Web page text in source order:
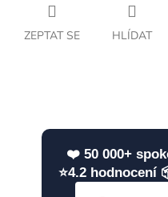
ZEPTAT SE HLÍDAT
❤️ 50 000+
⭐4.2 hodnocení